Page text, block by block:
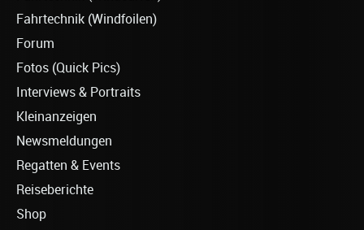
Fahrtechnik (Windfoilen)
Forum
Fotos (Quick Pics)
Interviews & Portraits
Kleinanzeigen
Newsmeldungen
Regatten & Events
Reiseberichte
Shop